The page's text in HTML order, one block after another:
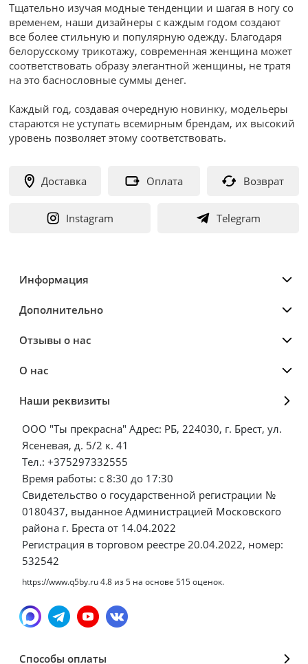
Тщательно изучая модные тенденции и шагая в ногу со
временем, наши дизайнеры с каждым годом создают
все более стильную и популярную одежду. Благодаря
белорусскому трикотажу, современная женщина может
соответствовать образу элегантной женщины, не тратя
на это баснословные суммы денег.
Каждый год, создавая очередную новинку, модельеры
стараются не уступать всемирным брендам, их высокий
уровень позволяет этому соответствовать.
Доставка Оплата Возврат
Instagram Telegram
Информация
Дополнительно
Отзывы о нас
О нас
Наши реквизиты
ООО "Ты прекрасна" Адрес: РБ, 224030, г. Брест, ул.
Ясеневая, д. 5/2 к. 41
Тел.: +375297332555
Время работы: с 8:30 до 17:30
Свидетельство о государственной регистрации №
0180437, выданное Администрацией Московского
района г. Бреста от 14.04.2022
Регистрация в торговом реестре 20.04.2022, номер:
532542
https://www.q5by.ru4.8 из5 на основе 515оценок.
Способы оплаты